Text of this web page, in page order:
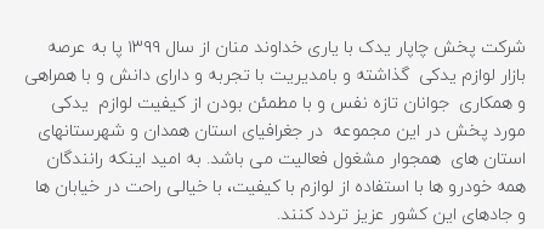
شرکت پخش چاپار یدک با یاری خداوند منان از سال ۱۳۹۹ پا به عرصه
بازار لوازم یدکی گذاشته و بامدیریت با تجربه و دارای دانش و با همراهی
و همکاری جوانان تازه نفس و با مطمئن بودن از کیفیت لوازم یدکی
مورد پخش در این مجموعه در جغرافیای استان همدان و شهرستانهای
استان های همجوار مشغول فعالیت می باشد. به امید اینکه رانندگان
همه خودرو ها با استفاده از لوازم با کیفیت، با خیالی راحت در خیابان ها
و جادهای این کشور عزیز تردد کنند.